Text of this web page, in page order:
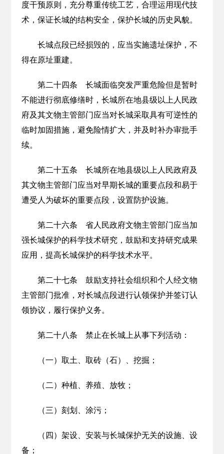
度干预原则，充分尊重传统工艺，合理运用现代技
术，保证长城的结构安全，保护长城的历史风貌。
长城点段已经损毁的，应当实施遗址保护，不
得在原址重建。
第二十四条 长城面临突发严重危险但是暂时
不能进行彻底修缮时，长城所在地县级以上人民政
府及其文物主管部门应当对长城采取具有可逆性的
临时加固措施，避免险情扩大，并及时补办审批手
续。
第二十五条 长城所在地县级以上人民政府及
其文物主管部门应当对早期长城的重要点段和易于
遭受人为破坏的重要点段，设置防护设施。
第二十六条 省人民政府文物主管部门应当加
强长城保护的科学技术研究，鼓励和支持研究成果
应用，提高长城保护的科学技术水平。
第二十七条 鼓励支持社会组织和个人经文物
主管部门批准，对长城点段进行认领保护并签订认
领协议，履行保护义务。
第二十八条 禁止在长城上从事下列活动：
（一）取土、取砖（石）、挖掘；
（二）种植、养殖、放牧；
（三）刻划、涂污；
（四）架设、安装与长城保护无关的设施、设
备；